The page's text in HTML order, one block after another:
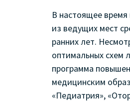
В настоящее
из ведущих мест
ранних лет.
оптимальных схем
программа
медицинским
«Педиатрия»,